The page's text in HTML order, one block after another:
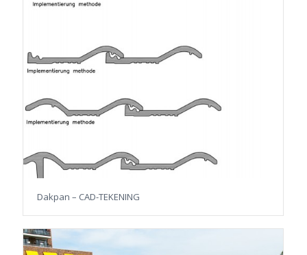
Dakpan – CAD-TEKENING